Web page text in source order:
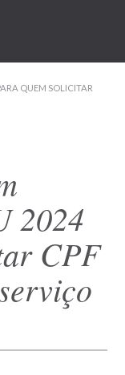
QUEM SOLICITAR
2024
CPF